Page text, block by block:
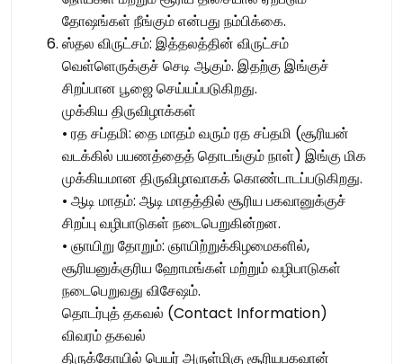
தோஷங்கள் நீங்கும் என்பது நம்பிக்கை.
ஸ்தல விருட்சம்: இத்தலத்தின் விருட்சம்
வெள்ளெருக்குச் செடி ஆகும். இதற்கு இங்குச்
சிறப்பான பூஜை செய்யப்படுகிறது.
முக்கிய திருவிழாக்கள்
• ரத சப்தமி: தை மாதம் வரும் ரத சப்தமி (சூரியன்
வடக்கில் பயணத்தைத் தொடங்கும் நாள்) இங்கு மிக
முக்கியமான திருவிழாவாகக் கொண்டாடப்படுகிறது.
• ஆடி மாதம்: ஆடி மாதத்தில் சூரிய பகவானுக்குச்
சிறப்பு வழிபாடுகள் நடைபெறுகின்றன.
• ஞாயிறு தோறும்: ஞாயிற்றுக்கிழமைகளில்,
சூரியனுக்குரிய ஹோமங்கள் மற்றும் வழிபாடுகள்
நடைபெறுவது விசேஷம்.
தொடர்புத் தகவல் (Contact Information)
விவரம் தகவல்
திருக்கோயில் பெயர் அருள்மிகு சூரியபகவான்